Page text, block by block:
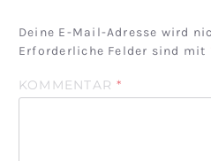
Deine E-Mail-Adresse wird
Erforderliche Felder sind mit
KOMMENTAR*